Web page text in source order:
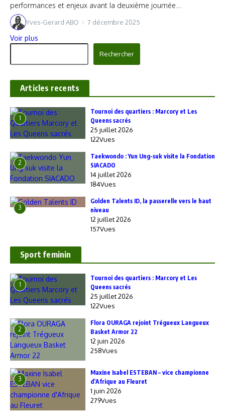
performances et enjeux avant la deuxième journée....
Yves-Gerard ABO 7 décembre 2025
Voir plus
Rechercher
Articles recents
1
‎Tournoi des quartiers : Marcory et Les
Queens sacrés
25 juillet 2026
122Vues
2
Taekwondo : Yun Ung-suk visite la Fondation
SIACADO
14 juillet 2026
184Vues
3
Golden Talents ID, la passerelle vers le haut
niveau
12 juillet 2026
157Vues
Sport feminin
1
‎Tournoi des quartiers : Marcory et Les
Queens sacrés
25 juillet 2026
122Vues
2
Flora OURAGA rejoint Trégueux Langueux
Basket Armor 22
12 juin 2026
258Vues
3
Maxine Isabel ESTEBAN – vice championne
d’Afrique au Fleuret
1 juin 2026
279Vues